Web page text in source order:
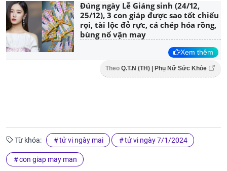
Đúng ngày Lễ Giáng sinh (24/12,
25/12), 3 con giáp được sao tốt chiếu
rọi, tài lộc đỏ rực, cá chép hóa rồng,
bùng nổ vận may
Xem thêm
Theo Q.T.N (TH) | Phụ Nữ Sức Khỏe
Từ khóa: tử vi ngày mai tử vi ngày 7/1/2024
con giap may man